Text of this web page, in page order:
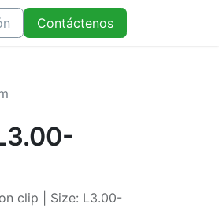
Contáctenos
clip | Size: L3.00-